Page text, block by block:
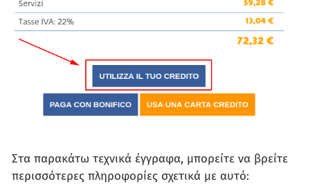
Στα παρακάτω τεχνικά έγγραφα, μπορείτε να βρείτε
περισσότερες πληροφορίες σχετικά με αυτό: